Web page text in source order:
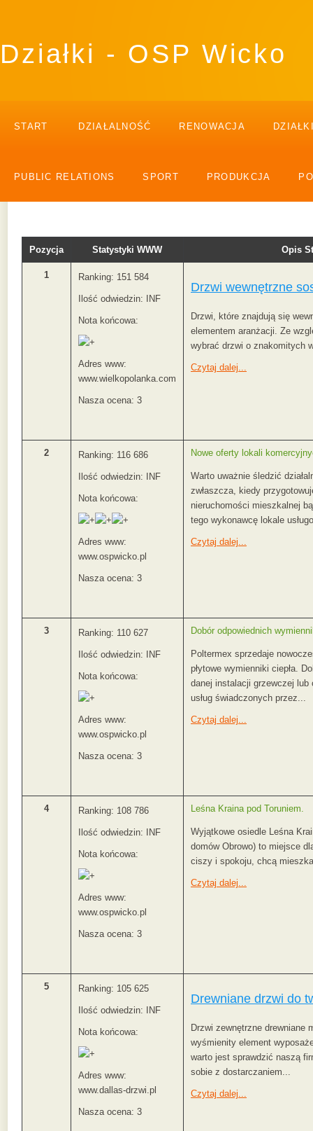
Działki - OSP Wicko
START DZIAŁALNOŚĆ RENOWACJA
PUBLIC RELATIONS SPORT PRODUKCJA
Pozycja Statystyki WWW Opis
1 Ranking: 151 584
Ilość odwiedzin: INF
Nota końcowa:
Adres www:
www.wielkopolanka.com
Nasza ocena: 3
Drzwi wewnętrzne
Drzwi, które znajdują się
elementem aranżacji. Ze
wybrać drzwi o znakomitych
Czytaj dalej...
2 Ranking: 116 686
Ilość odwiedzin: INF
Nota końcowa:
Adres www:
www.ospwicko.pl
Nasza ocena: 3
Nowe oferty lokali
Warto uważnie śledzić
zwłaszcza, kiedy
nieruchomości mieszkalnej
tego wykonawcę lokale
Czytaj dalej...
3 Ranking: 110 627
Ilość odwiedzin: INF
Nota końcowa:
Adres www:
www.ospwicko.pl
Nasza ocena: 3
Dobór odpowiednich
Poltermex sprzedaje
płytowe wymienniki ciepła.
danej instalacji grzewczej lub
usług świadczonych przez...
Czytaj dalej...
4 Ranking: 108 786
Ilość odwiedzin: INF
Nota końcowa:
Adres www:
www.ospwicko.pl
Nasza ocena: 3
Leśna Kraina pod Toruniem.
Wyjątkowe osiedle Leśna
domów Obrowo) to miejsce
ciszy i spokoju, chcą
Czytaj dalej...
5 Ranking: 105 625
Ilość odwiedzin: INF
Nota końcowa:
Adres www:
www.dallas-drzwi.pl
Nasza ocena: 3
Drewniane drzwi do
Drzwi zewnętrzne drewniane
wyśmienity element
warto jest sprawdzić naszą
sobie z dostarczaniem...
Czytaj dalej...